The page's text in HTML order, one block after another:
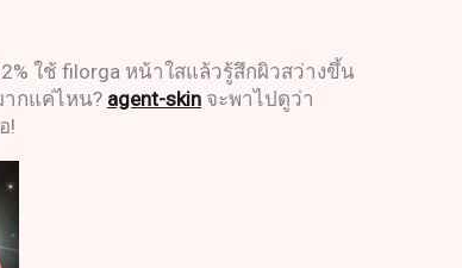
ใช้ filorga หน้าใสแล้วรู้สึกผิวสว่างขึ้น
ากแค่ไหน? agent-skin จะพาไปดูว่า
!